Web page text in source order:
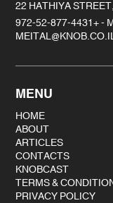
22 HATHIYA
972-52-877-4431+ -
MENU
HOME
ABOUT
ARTICLES
CONTACTS
KNOBCAST
TERMS &
PRIVACY POLICY